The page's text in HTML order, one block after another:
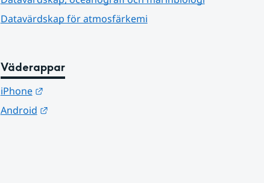
Datavärdskap för atmosfärkemi
Väderappar
iPhone
Länk till annan webbplats.
Android
Länk till annan webbplats.